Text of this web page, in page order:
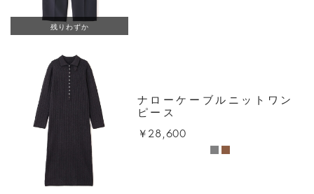
残りわずか
ナローケーブルニットワン
ピース
￥28,600